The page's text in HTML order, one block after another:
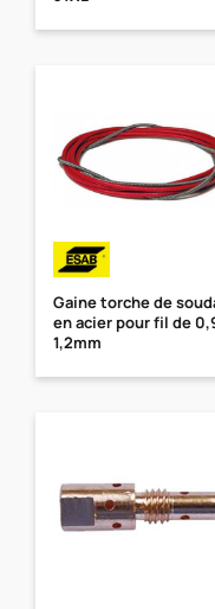
Gaine torche de
en acier pour fil de
1,2mm